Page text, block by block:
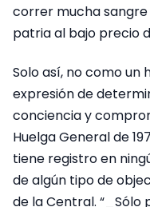
correr mucha sangre
patria al bajo precio
Solo así, no como un
expresión de
conciencia y
Huelga General de
tiene registro en
de algún tipo de
de la Central.